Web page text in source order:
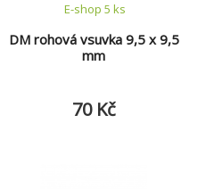
DM rohová vsuvka 9,5 x 9,5
mm
E-shop 5 ks
70 Kč